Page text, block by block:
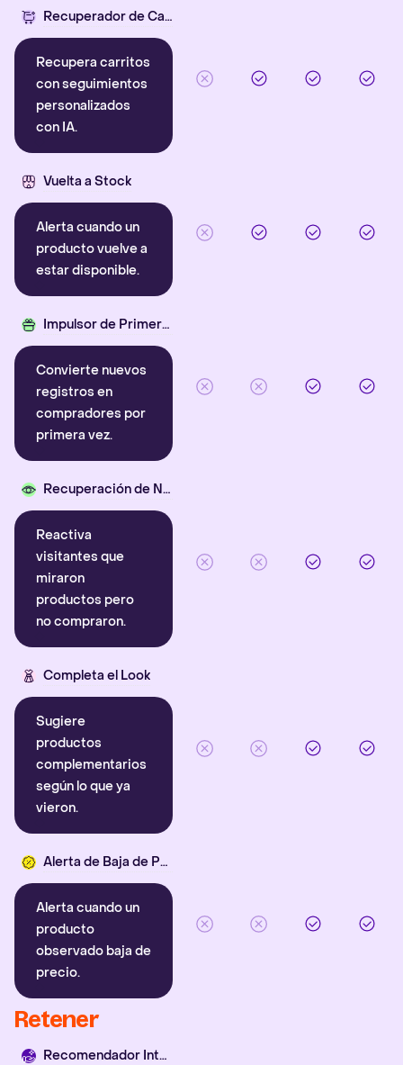
Recuperador de Carritos con IA
Recupera carritos
con seguimientos
personalizados
con IA.
Vuelta a Stock
Alerta cuando un
producto vuelve a
estar disponible.
Impulsor de Primera Compra
Convierte nuevos
registros en
compradores por
primera vez.
Recuperación de Navegación
Reactiva
visitantes que
miraron
productos pero
no compraron.
Completa el Look
Sugiere
productos
complementarios
según lo que ya
vieron.
Alerta de Baja de Precio
Alerta cuando un
producto
observado baja de
precio.
Retener
Recomendador Inteligente